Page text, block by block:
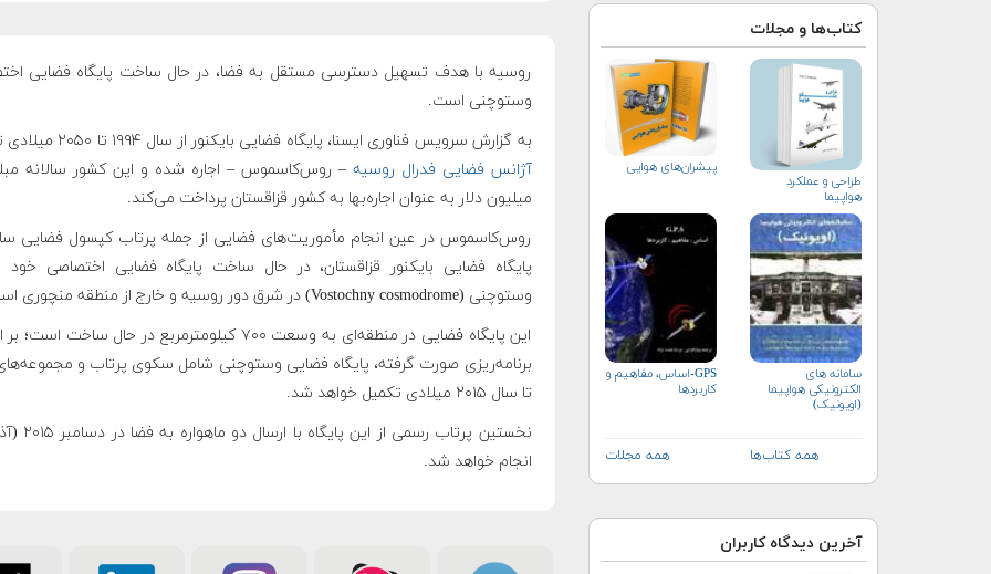
کتاب‌ها و مجلات
طراحی و عملکرد
هواپیما
پیشران‌های هوایی
سامانه های
الکترونیکی هواپیما
(اویونیک)
GPS-اساس، مفاهیم و
کاربردها
همه کتاب‌ها همه مجلات
آخرین دیدگاه کاربران
روسیه با هدف تسهیل دسترسی مستقل به فضا، در حال ساخت پایگاه فضایی
وستوچنی است.
به گزارش سرویس فناوری ایسنا، پایگاه فضایی بایکنور از سال ۱۹۹۴ تا ۲۰۵۰ میلادی توسط
آژانس فضایی فدرال روسیه
میلیون دلار به عنوان اجاره‌بها به کشور قزاقستان پرداخت می‌کند.
روس‌کاسموس در عین انجام مأموریت‌های فضایی از جمله پرتاب کپسول فضایی
پایگاه فضایی بایکنور قزاقستان، در حال ساخت پایگاه فضایی اختصاصی خود
وستوچنی (Vostochny cosmodrome) در شرق دور روسیه و خارج از منطقه منچوری است.
این پایگاه فضایی در منطقه‌ای به وسعت ۷۰۰ کیلومترمربع در حال ساخت
برنامه‌ریزی صورت گرفته، پایگاه فضایی وستوچنی شامل سکوی پرتاب و
تا سال ۲۰۱۵ میلادی تکمیل خواهد شد.
انجام خواهد شد.